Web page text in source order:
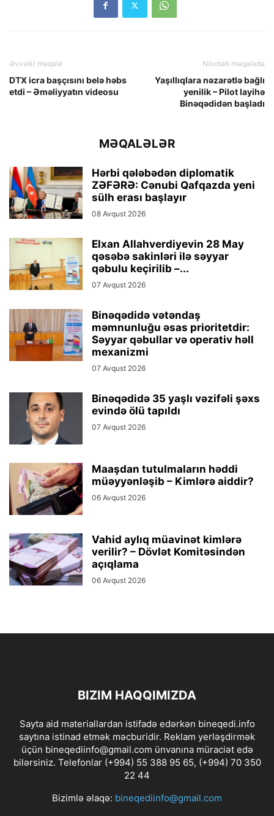
Əvvəlki məqalə
DTX icra başçısını belə həbs
etdi – Əməliyyatın videosu
Növbəti məqalədə
Yaşıllıqlara nəzarətlə bağlı
yenilik – Pilot layihə
Binəqədidən başladı
MƏQALƏLƏR
Hərbi qələbədən diplomatik
ZƏFƏRƏ: Cənubi Qafqazda yeni
sülh erası başlayır
08 Avqust 2026
Elxan Allahverdiyevin 28 May
qəsəbə sakinləri ilə səyyar
qəbulu keçirilib –...
07 Avqust 2026
Binəqədidə vətəndaş
məmnunluğu əsas prioritetdir:
Səyyar qəbullar və operativ həll
mexanizmi
07 Avqust 2026
Binəqədidə 35 yaşlı vəzifəli şəxs
evində ölü tapıldı
07 Avqust 2026
Maaşdan tutulmaların həddi
müəyyənləşib – Kimlərə aiddir?
06 Avqust 2026
Vahid aylıq müavinət kimlərə
verilir? – Dövlət Komitəsindən
açıqlama
06 Avqust 2026
BIZIM HAQQIMIZDA
Sayta aid materiallardan istifadə edərkən bineqedi.info
saytına istinad etmək məcburidir. Reklam yerləşdirmək
üçün bineqediinfo@gmail.com ünvanına müraciət edə
bilərsiniz. Telefonlar (+994) 55 388 95 65, (+994) 70 350
22 44
Bizimlə əlaqə: bineqediinfo@gmail.com